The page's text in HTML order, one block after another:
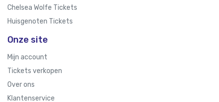
Chelsea Wolfe Tickets
Huisgenoten Tickets
Onze site
Mijn account
Tickets verkopen
Over ons
Klantenservice